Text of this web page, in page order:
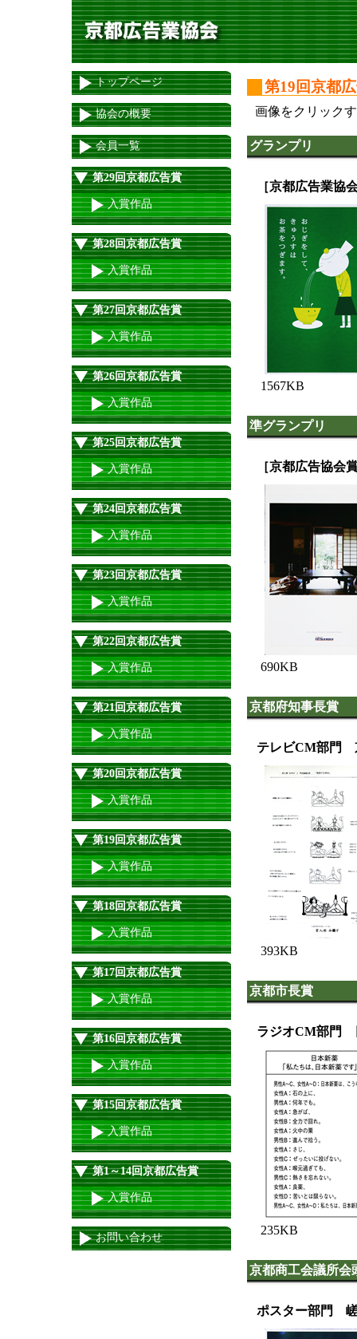
第19回京都
画像をクリック
グランプリ
［京都広告業
1567KB
準グランプリ
［京都広告協
690KB
京都府知事長賞
テレビCM部門
393KB
京都市長賞
ラジオCM部門
235KB
京都商工会議所会
ポスター部門
トップページ
協会の概要
会員一覧
第29回京都広告賞
入賞作品
第28回京都広告賞
入賞作品
第27回京都広告賞
入賞作品
第26回京都広告賞
入賞作品
第25回京都広告賞
入賞作品
第24回京都広告賞
入賞作品
第23回京都広告賞
入賞作品
第22回京都広告賞
入賞作品
第21回京都広告賞
入賞作品
第20回京都広告賞
入賞作品
第19回京都広告賞
入賞作品
第18回京都広告賞
入賞作品
第17回京都広告賞
入賞作品
第16回京都広告賞
入賞作品
第15回京都広告賞
入賞作品
第1～14回京都広告賞
入賞作品
お問い合わせ